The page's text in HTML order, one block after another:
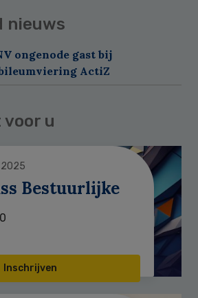
nieuws
ongenode gast bij
ActiZ
u
Bestuurlijke
Inschrijven